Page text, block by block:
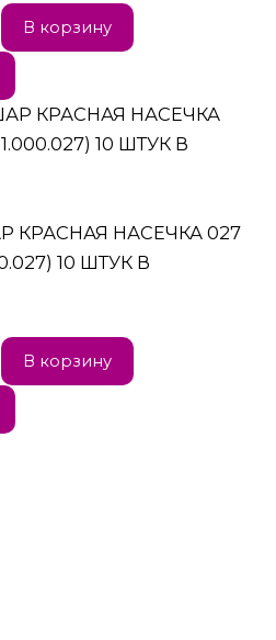
В корзину
КРАСНАЯ НАСЕЧКА 027
10 ШТУК В
В корзину